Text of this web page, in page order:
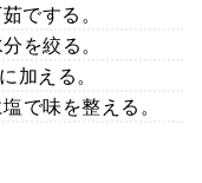
でする。
を絞る。
える。
で味を整える。